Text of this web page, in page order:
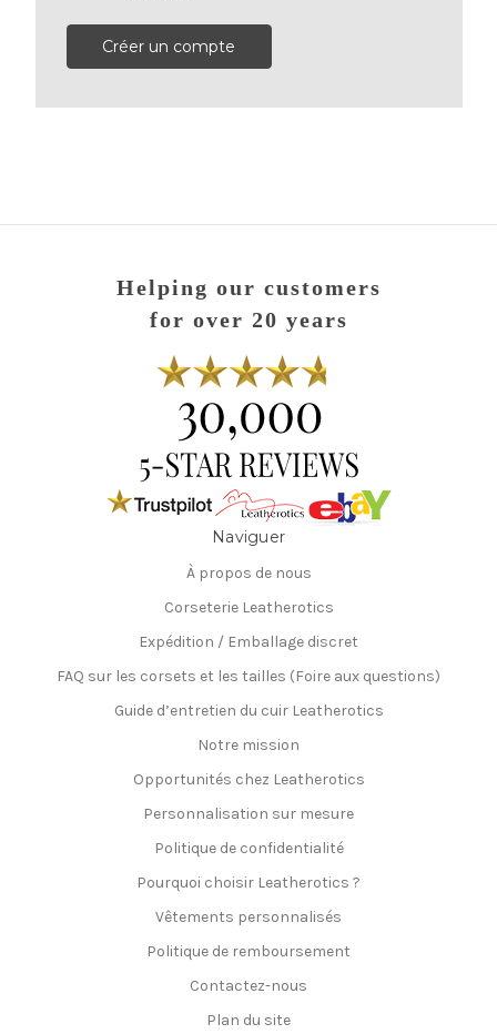
Créer un compte
Helping our customers
for over 20 years
Naviguer
À propos de nous
Corseterie Leatherotics
Expédition / Emballage discret
FAQ sur les corsets et les tailles (Foire aux questions)
Guide d’entretien du cuir Leatherotics
Notre mission
Opportunités chez Leatherotics
Personnalisation sur mesure
Politique de confidentialité
Pourquoi choisir Leatherotics ?
Vêtements personnalisés
Politique de remboursement
Contactez-nous
Plan du site